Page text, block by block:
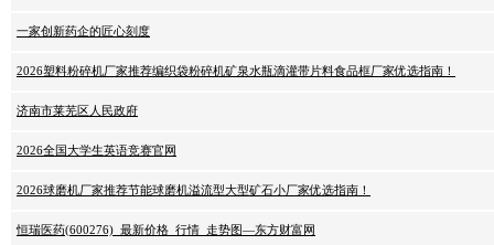
一家创新药企的匠心刻度
2026塑料粉碎机厂家推荐编织袋粉碎机矿泉水瓶滴灌带片料食品框厂家优选指南！
济南市莱芜区人民政府
2026全国大学生英语竞赛官网
2026球磨机厂家推荐节能球磨机溢流型大型矿石小厂家优选指南！
恒瑞医药(600276)_最新价格_行情_走势图—东方财富网